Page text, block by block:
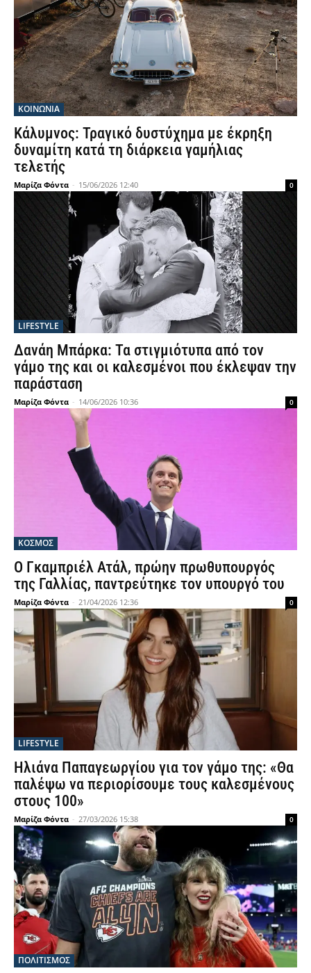
ΚΟΙΝΩΝΙΑ
Κάλυμνος: Τραγικό δυστύχημα με έκρηξη
δυναμίτη κατά τη διάρκεια γαμήλιας
τελετής
Μαρίζα Φόντα - 15/06/2026 12:40 0
LIFESTYLE
Δανάη Μπάρκα: Τα στιγμιότυπα από τον
γάμο της και οι καλεσμένοι που έκλεψαν την
παράσταση
Μαρίζα Φόντα - 14/06/2026 10:36 0
ΚΟΣΜΟΣ
Ο Γκαμπριέλ Ατάλ, πρώην πρωθυπουργός
της Γαλλίας, παντρεύτηκε τον υπουργό του
Μαρίζα Φόντα - 21/04/2026 12:36 0
LIFESTYLE
Ηλιάνα Παπαγεωργίου για τον γάμο της: «Θα
παλέψω να περιορίσουμε τους καλεσμένους
στους 100»
Μαρίζα Φόντα - 27/03/2026 15:38 0
ΠΟΛΙΤΙΣΜΟΣ